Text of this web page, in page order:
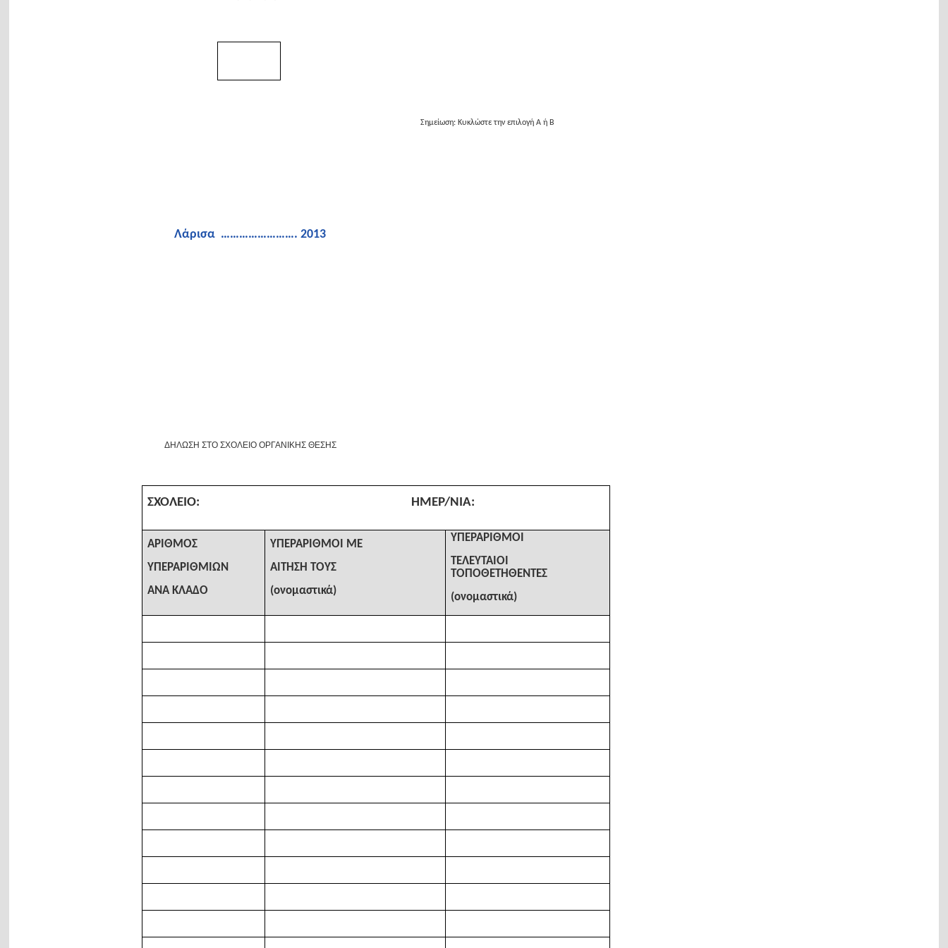
Λάρισα ……………………. 2013
Σημείωση: Κυκλώστε την επιλογή Α ή Β
ΔΗΛΩΣΗ ΣΤΟ ΣΧΟΛΕΙΟ ΟΡΓΑΝΙΚΗΣ ΘΕΣΗΣ
ΣΧΟΛΕΙΟ: ΗΜΕΡ/ΝΙΑ:
ΑΡΙΘΜΟΣ
ΥΠΕΡΑΡΙΘΜΙΩΝ
ΑΝΑ ΚΛΑΔΟ
ΥΠΕΡΑΡΙΘΜΟΙ ΜΕ
ΑΙΤΗΣΗ ΤΟΥΣ
(ονομαστικά)
ΥΠΕΡΑΡΙΘΜΟΙ
ΤΕΛΕΥΤΑΙΟΙ
ΤΟΠΟΘΕΤΗΘΕΝΤΕΣ
(ονομαστικά)